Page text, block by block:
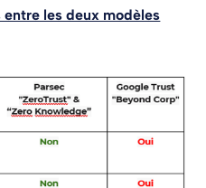
les deux modèles